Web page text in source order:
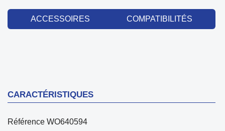
ACCESSOIRES COMPATIBILITÉS
CARACTÉRISTIQUES
Référence WO640594